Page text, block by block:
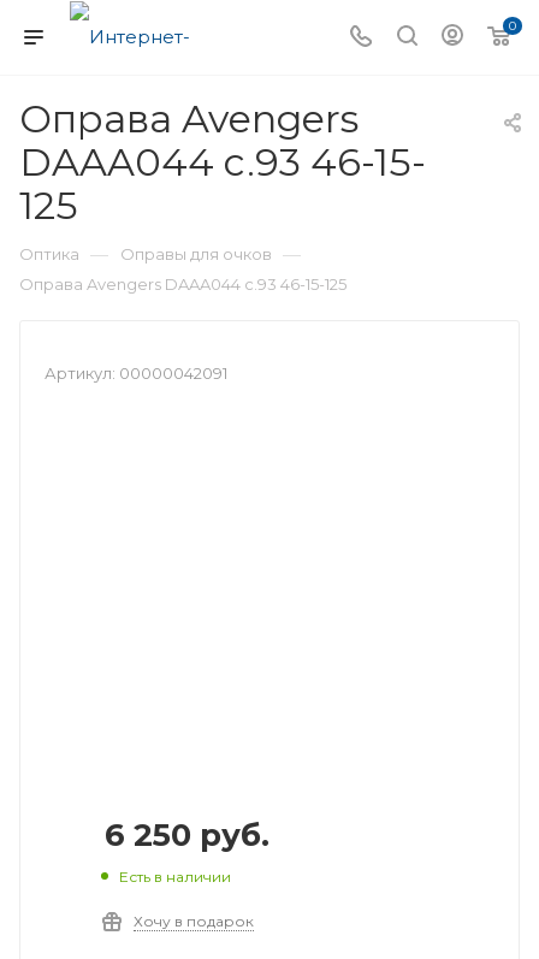
0
Оправа Avengers
DAAA044 c.93 46-15-
125
Оптика — Оправы для очков —
Оправа Avengers DAAA044 c.93 46-15-125
Артикул: 00000042091
6 250 руб.
Есть в наличии
Хочу в подарок